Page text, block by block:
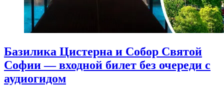
Базилика Цистерна и Собор Святой
Софии — входной билет без очереди с
аудиогидом